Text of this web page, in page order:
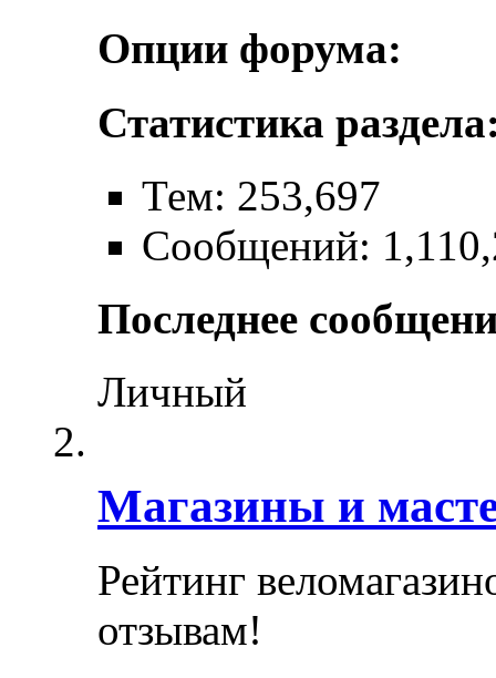
Опции форума:
Статистика
Тем: 253,697
Сообщений:
Последнее
Личный
Магазины и
Рейтинг
отзывам!